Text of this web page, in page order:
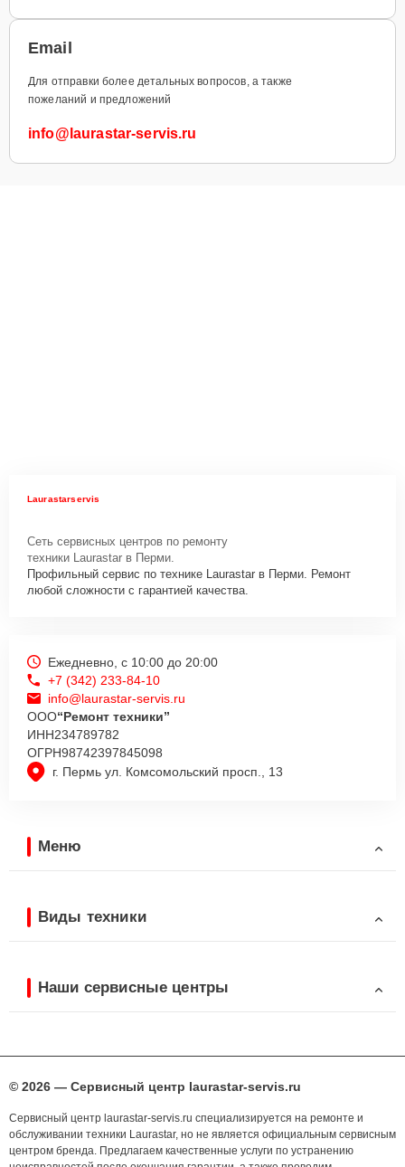
Email
Для отправки более детальных вопросов, а также
пожеланий и предложений
info@laurastar-servis.ru
Laurastarservis
Сеть сервисных центров по ремонту
техники Laurastar в Перми.
Профильный сервис по технике Laurastar в Перми. Ремонт
любой сложности с гарантией качества.
г. Пермь ул. Комсомольский просп., 13
Ежедневно, с 10:00 до 20:00
+7 (342) 233-84-10
info@laurastar-servis.ru
ООО“Ремонт техники”
ИНН234789782
ОГРН98742397845098
Меню
Виды техники
Наши сервисные центры
© 2026 — Сервисный центр laurastar-servis.ru
Сервисный центр laurastar-servis.ru специализируется на ремонте и
обслуживании техники Laurastar, но не является официальным сервисным
центром бренда. Предлагаем качественные услуги по устранению